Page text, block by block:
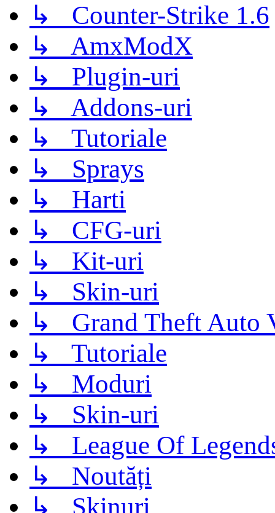
↳ Counter-Strike 1.6
↳ AmxModX
↳ Plugin-uri
↳ Addons-uri
↳ Tutoriale
↳ Sprays
↳ Harti
↳ CFG-uri
↳ Kit-uri
↳ Skin-uri
↳ Grand Theft Auto
↳ Tutoriale
↳ Moduri
↳ Skin-uri
↳ League Of
↳ Noutăți
↳ Skinuri